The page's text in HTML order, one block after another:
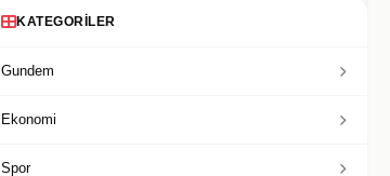
KATEGORILER
Gundem
Ekonomi
Spor